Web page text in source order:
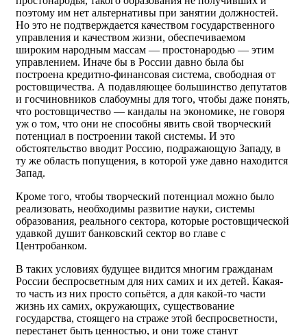
поэтому им нет альтернативы при занятии должностей.
Но это не подтверждается качеством государственного
управления и качеством жизни, обеспечиваемом
широким народным массам — простонародью — этим
управлением. Иначе бы в России давно была бы
построена кредитно-финансовая система, свободная от
ростовщичества. А подавляющее большинство депутатов
и госчиновников слабоумны для того, чтобы даже понять,
что ростовщичество — кандалы на экономике, не говоря
уж о том, что они не способны явить свой творческий
потенциал в построении такой системы. И это
обстоятельство вводит Россию, подражающую Западу, в
ту же область попущения, в которой уже давно находится
Запад.
Кроме того, чтобы творческий потенциал можно было
реализовать, необходимы развитие науки, системы
образования, реального сектора, которые ростовщической
удавкой душит банковский сектор во главе с
Центробанком.
В таких условиях будущее видится многим гражданам
России беспросветным для них самих и их детей. Какая-
то часть из них просто сопьётся, а для какой-то части
жизнь их самих, окружающих, существование
государства, стоящего на страже этой беспросветности,
перестанет быть ценностью, и они тоже станут